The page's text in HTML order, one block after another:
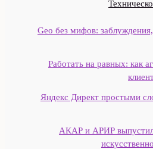
Geo без мифов:
Работать на равных: как
Яндекс Директ простыми
АКАР и АРИР